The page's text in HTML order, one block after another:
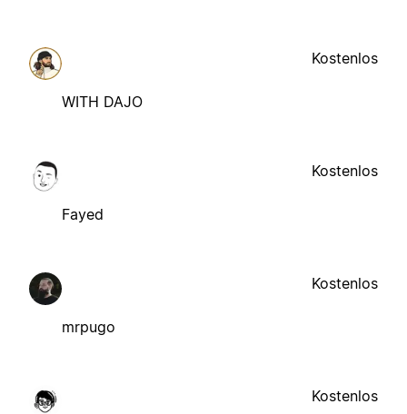
WITH DAJO
Kostenlos
Fayed
Kostenlos
mrpugo
Kostenlos
Kostenlos